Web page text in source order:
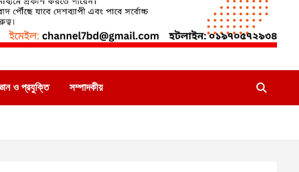
ও প্রযুক্তি সম্পাদকীয়